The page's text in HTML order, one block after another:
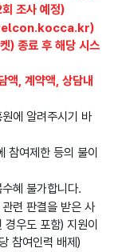
조사 예정)
(welcon.kocca.kr)
) 종료 후 해당 시스
액, 계약액, 상담내
에 알려주시기 바
참여제한 등의 불이
혜 불가합니다.
련 판결을 받은 사
경우도 포함) 지원이
참여인력 배제)